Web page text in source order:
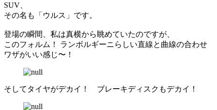
SUV、
その名も「ウルス」です。
登場の瞬間、私は真横から眺めていたのですが、
このフォルム！ ランボルギーニらしい直線と曲線の合わせ
ワザがいい感じ〜！
そしてタイヤがデカイ！ ブレーキディスクもデカイ！